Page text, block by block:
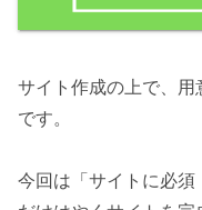
サイト作成の上で、
です。
今回は「サイトに必須